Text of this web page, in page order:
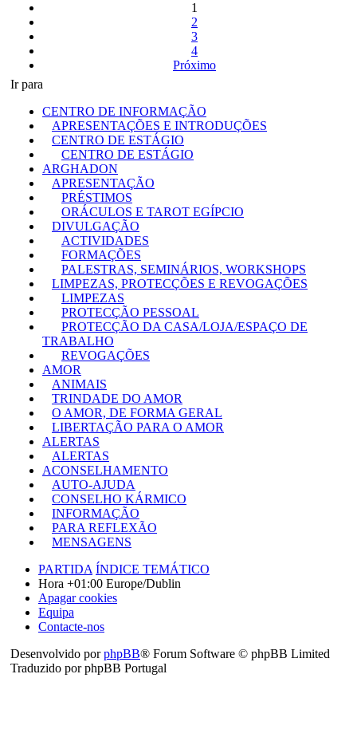
1
2
3
4
Próximo
Ir para
CENTRO DE INFORMAÇÃO
APRESENTAÇÕES E INTRODUÇÕES
CENTRO DE ESTÁGIO
CENTRO DE ESTÁGIO
ARGHADON
APRESENTAÇÃO
PRÉSTIMOS
ORÁCULOS E TAROT EGÍPCIO
DIVULGAÇÃO
ACTIVIDADES
FORMAÇÕES
PALESTRAS, SEMINÁRIOS, WORKSHOPS
LIMPEZAS, PROTECÇÕES E REVOGAÇÕES
LIMPEZAS
PROTECÇÃO PESSOAL
PROTECÇÃO DA CASA/LOJA/ESPAÇO DE
TRABALHO
REVOGAÇÕES
AMOR
ANIMAIS
TRINDADE DO AMOR
O AMOR, DE FORMA GERAL
LIBERTAÇÃO PARA O AMOR
ALERTAS
ALERTAS
ACONSELHAMENTO
AUTO-AJUDA
CONSELHO KÁRMICO
INFORMAÇÃO
PARA REFLEXÃO
MENSAGENS
PARTIDA ÍNDICE TEMÁTICO
Hora +01:00 Europe/Dublin
Apagar cookies
Equipa
Contacte-nos
Desenvolvido porphpBB® Forum Software © phpBB Limited
Traduzido por phpBB Portugal